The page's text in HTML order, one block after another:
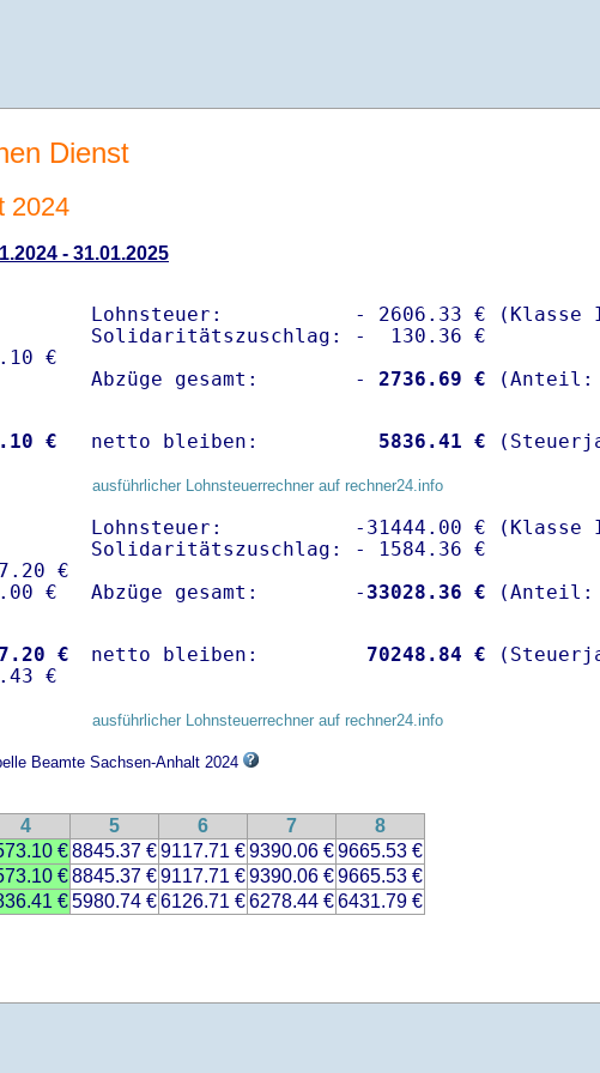
Dienst
2024
- 31.01.2025
Lohnsteuer:           - 2606.33 € (Klasse
Solidaritätszuschlag: -  130.36 €
Abzüge gesamt:        -
2736.69 €
€ netto bleiben: 5836.41 €
ausführlicher Lohnsteuerrechner auf rechner24.info
€
Lohnsteuer:           -31444.00 € (Klasse
Solidaritätszuschlag: - 1584.36 €
Abzüge gesamt:        - 33028.36 €
€
netto bleiben: 70248.84 €
ausführlicher Lohnsteuerrechner auf rechner24.info
Beamte Sachsen-Anhalt 2024
4 5 6 7
8
€8845.37 €9117.71 €9390.06 €9665.53 €
€8845.37 €9117.71 €9390.06 €9665.53 €
€5980.74 €6126.71 €6278.44 €6431.79 €